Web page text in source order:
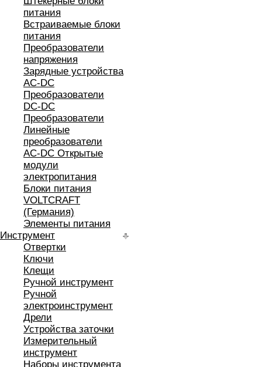
питания
Встраиваемые блоки
питания
Преобразователи
напряжения
Зарядные устройства
AC-DC
Преобразователи
DC-DC
Преобразователи
Линейные
преобразователи
AC-DC Открытые
модули
электропитания
Блоки питания
VOLTCRAFT
(Германия)
Элементы питания
Инструмент
Отвертки
Ключи
Клещи
Ручной инструмент
Ручной
электроинструмент
Дрели
Устройства заточки
Измерительный
инструмент
Наборы инструмента